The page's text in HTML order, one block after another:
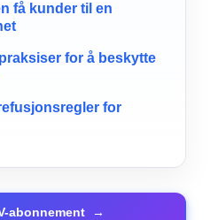
få kunder til en
for å beskytte
for
abonnement →